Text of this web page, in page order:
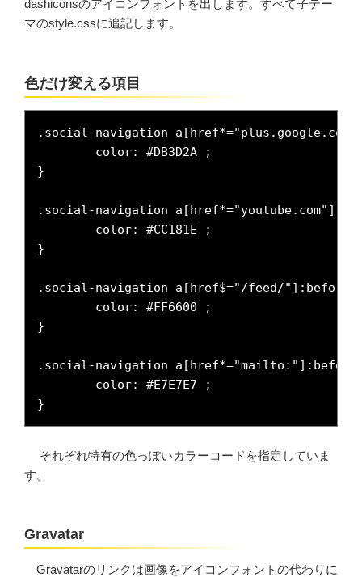
dashiconsのアイコンフォントを出します。すべて子テー
マのstyle.cssに追記します。
色だけ変える項目
.social-navigation
}
.social-navigation
}
.social-navigation a[href$="/feed/"]:before
}
.social-navigation
}
それぞれ特有の色っぽいカラーコードを指定していま
す。
Gravatar
Gravatarのリンクは画像をアイコンフォントの代わりに